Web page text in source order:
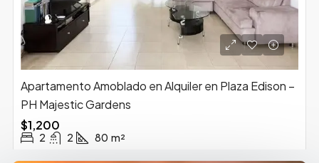
Apartamento Amoblado en Alquiler en Plaza Edison –
PH Majestic Gardens
$1,200
2 2 80 m²